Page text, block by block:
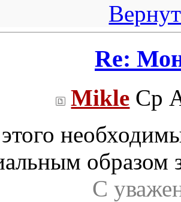
Re:
Mikle Ср
образом
С